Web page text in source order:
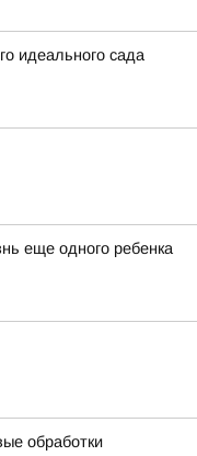
идеального сада
еще одного ребенка
обработки